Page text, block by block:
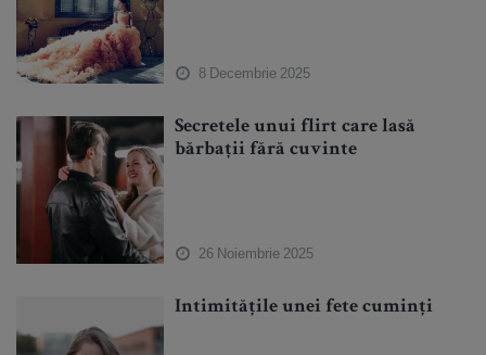
8 Decembrie 2025
Secretele unui flirt care lasă
bărbații fără cuvinte
26 Noiembrie 2025
Intimitățile unei fete cuminți